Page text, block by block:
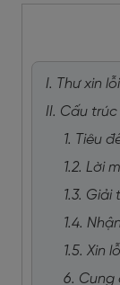
I. Thư xin
II. Cấu
1. Tiêu
1.2. Lời
1.3.
1.4.
1.5. Xin
6. Cung